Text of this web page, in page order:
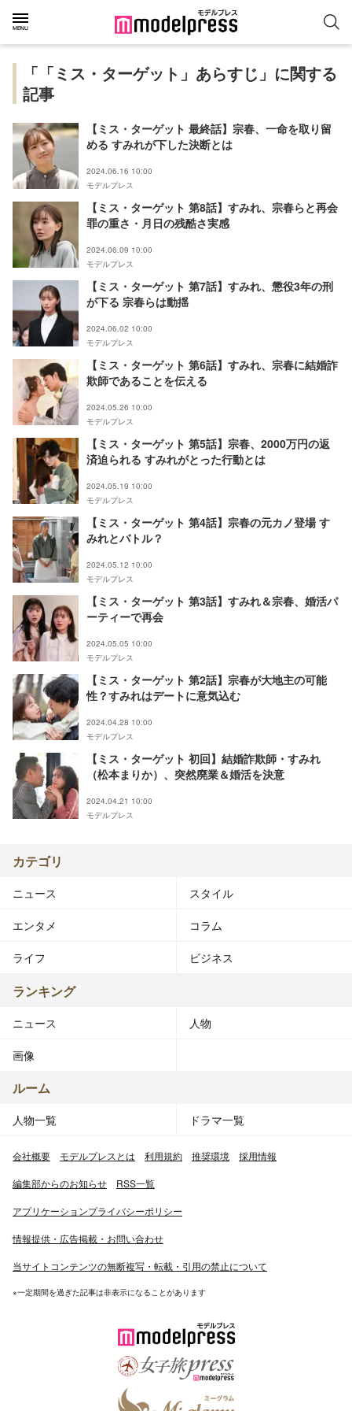
「「ミス・ターゲット」あらすじ」に関する
記事
【ミス・ターゲット 最終話】宗春、一命を取り留
める すみれが下した決断とは
2024.06.16 10:00
モデルプレス
【ミス・ターゲット 第8話】すみれ、宗春らと再会
罪の重さ・月日の残酷さ実感
2024.06.09 10:00
モデルプレス
【ミス・ターゲット 第7話】すみれ、懲役3年の刑
が下る 宗春らは動揺
2024.06.02 10:00
モデルプレス
【ミス・ターゲット 第6話】すみれ、宗春に結婚詐
欺師であることを伝える
2024.05.26 10:00
モデルプレス
【ミス・ターゲット 第5話】宗春、2000万円の返
済迫られる すみれがとった行動とは
2024.05.19 10:00
モデルプレス
【ミス・ターゲット 第4話】宗春の元カノ登場 す
みれとバトル？
2024.05.12 10:00
モデルプレス
【ミス・ターゲット 第3話】すみれ＆宗春、婚活パ
ーティーで再会
2024.05.05 10:00
モデルプレス
【ミス・ターゲット 第2話】宗春が大地主の可能
性？すみれはデートに意気込む
2024.04.28 10:00
モデルプレス
【ミス・ターゲット 初回】結婚詐欺師・すみれ
（松本まりか）、突然廃業＆婚活を決意
2024.04.21 10:00
モデルプレス
カテゴリ
ニュース スタイル
エンタメ コラム
ライフ ビジネス
ランキング
ニュース 人物
画像
ルーム
人物一覧 ドラマ一覧
会社概要 モデルプレスとは 利用規約 推奨環境 採用情報
編集部からのお知らせ RSS一覧
アプリケーションプライバシーポリシー
情報提供・広告掲載・お問い合わせ
当サイトコンテンツの無断複写・転載・引用の禁止について
※一定期間を過ぎた記事は非表示になることがあります